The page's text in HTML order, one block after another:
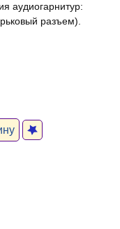
аудиогарнитур:
разъем).